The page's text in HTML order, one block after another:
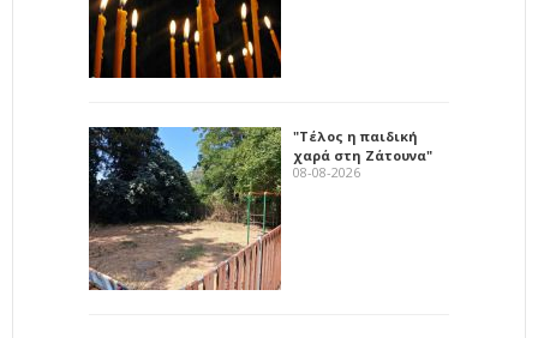
"Τέλος η παιδική
χαρά στη Ζάτουνα"
08-08-2026